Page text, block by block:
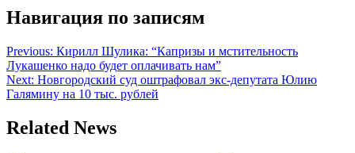
Навигация по записям
Previous: Кирилл Шулика: “Капризы и мстительность
Лукашенко надо будет оплачивать нам”
Next: Новгородский суд оштрафовал экс-депутата Юлию
Галямину на 10 тыс. рублей
Related News